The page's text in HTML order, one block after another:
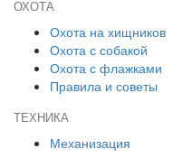
ОХОТА
Охота на хищников
Охота с собакой
Охота с флажками
Правила и советы
ТЕХНИКА
Механизация